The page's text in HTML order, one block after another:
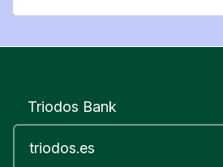
Triodos Bank